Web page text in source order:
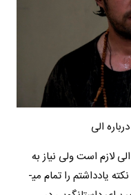
الی
لازم است ولی نیاز به
فضای بیشتری دارد، پس با یادآوری یک نکته یادداشتم را تمام می­